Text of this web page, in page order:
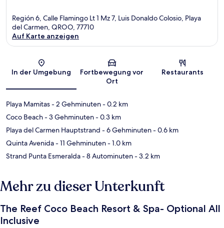
Región 6, Calle Flamingo Lt 1 Mz 7, Luis Donaldo Colosio, Playa
del Carmen, QROO, 77710
Auf Karte anzeigen
In der Umgebung
Fortbewegung vor
Ort
Restaurants
Playa Mamitas- 2 Gehminuten- 0.2 km
Coco Beach- 3 Gehminuten- 0.3 km
Playa del Carmen Hauptstrand - 6 Gehminuten- 0.6 km
Quinta Avenida- 11 Gehminuten- 1.0 km
Strand Punta Esmeralda- 8 Autominuten- 3.2 km
Mehr zu dieser Unterkunft
The Reef Coco Beach Resort & Spa- Optional All
Inclusive